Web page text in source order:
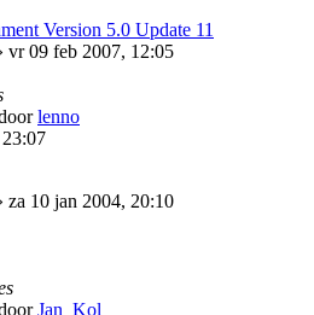
Version 5.0 Update 11
vr 09 feb 2007, 12:05
lenno
za 10 jan 2004, 20:10
Jan_Kol